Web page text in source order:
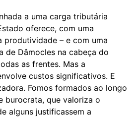
a uma carga tributária
oferece, com uma
produtividade – e com uma
de Dâmocles na cabeça do
as frentes. Mas a
custos significativos. E
Fomos formados ao longo
burocrata, que valoriza o
alguns justificassem a